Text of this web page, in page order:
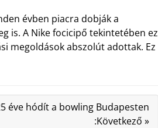
évben piacra dobják a
is. A Nike focicipő tekintetében ez
megoldások abszolút adottak. Ez
éve hódít a bowling Budapesten
:Következő »